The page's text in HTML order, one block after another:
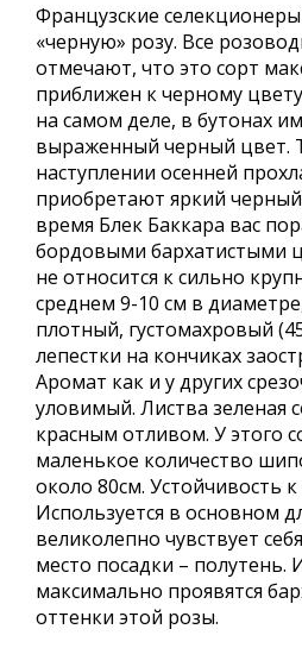
Французские
«черную» розу. Все
отмечают, что это сорт
приближен к черному
на самом деле, в бутонах
выраженный черный цвет.
наступлении осенней
приобретают яркий
время Блек Баккара вас
бордовыми бархатистыми
не относится к сильно
среднем 9-10 см в
плотный, густомахровый
лепестки на кончиках
Аромат как и у других
уловимый. Листва зеленая
красным отливом. У этого
маленькое количество
около 80см. Устойчивость
Используется в основном
великолепно чувствует
место посадки – полутень.
максимально проявятся
оттенки этой розы.